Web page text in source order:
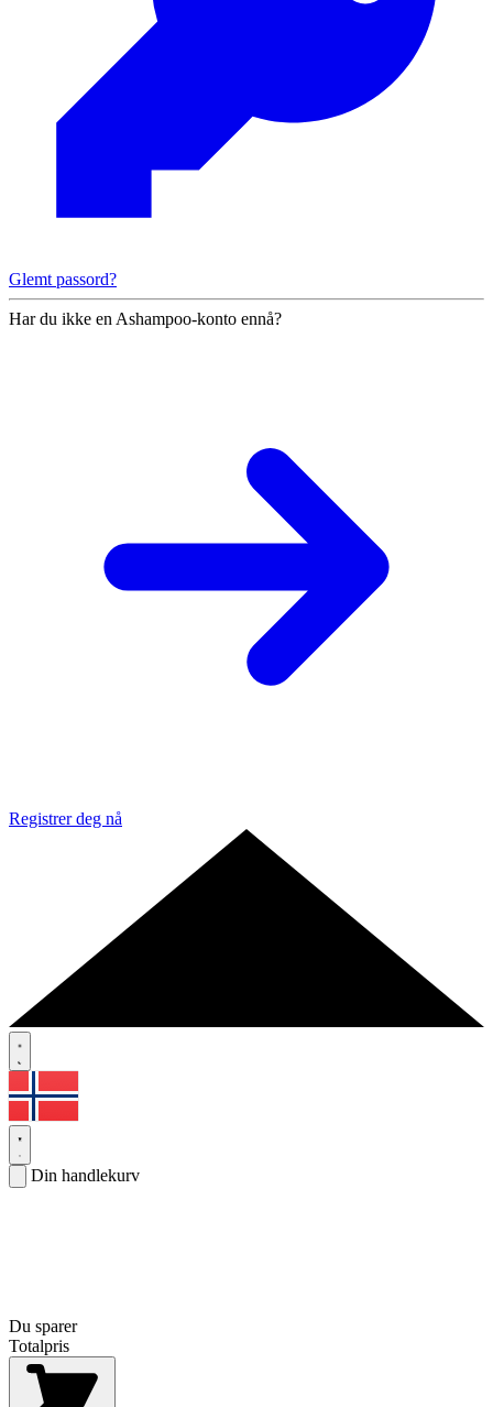
Glemt passord?
Har du ikke en Ashampoo-konto ennå?
Registrer deg nå
Din handlekurv
Du sparer
Totalpris